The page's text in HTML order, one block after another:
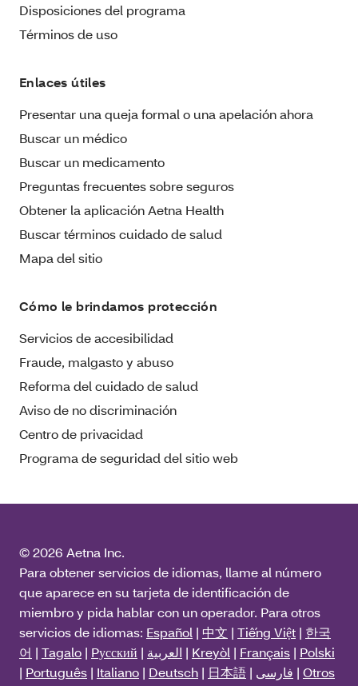
Disposiciones del programa
Términos de uso
Enlaces útiles
Presentar una queja formal o una apelación ahora
Buscar un médico
Buscar un medicamento
Preguntas frecuentes sobre seguros
Obtener la aplicación Aetna Health
Buscar términos cuidado de salud
Mapa del sitio
Cómo le brindamos protección
Servicios de accesibilidad
Fraude, malgasto y abuso
Reforma del cuidado de salud
Aviso de no discriminación
Centro de privacidad
Programa de seguridad del sitio web
© 2026 Aetna Inc.
Para obtener servicios de idiomas, llame al número
que aparece en su tarjeta de identificación de
miembro y pida hablar con un operador. Para otros
servicios de idiomas: Español | 中文 | Tiếng Việt | 한국
어 | Tagalo | Pусский | العربية | Kreyòl | Français | Polski
| Português | Italiano | Deutsch | 日本語 | فارسی | Otros